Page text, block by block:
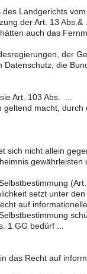
Landgerichts
der Art. 13 Abs.&
auch das
der
Datenschutz, die
Art. 103 Abs. ...
geltend macht, durch
sich nicht allein
gewährleisten
setzt unter
auf
1 GG bedürf ...
das Recht auf